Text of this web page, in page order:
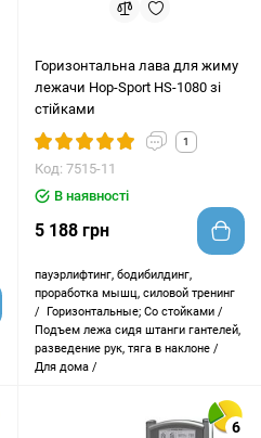
Горизонтальна лава для жиму
лежачи Hop-Sport HS-1080 зі
стійками
1
Код: 7515-11
В наявності
5 188 грн
пауэрлифтинг, бодибилдинг,
проработка мышц, силовой тренинг
/
Горизонтальные; Со стойками /
Подъем лежа сидя штанги гантелей,
разведение рук, тяга в наклоне /
Для дома /
6